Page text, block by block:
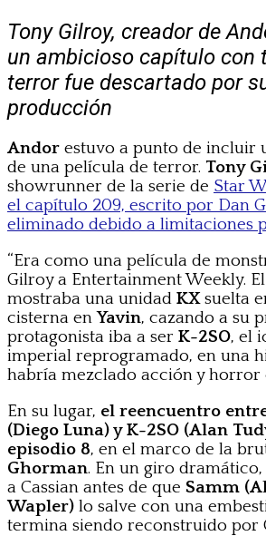
Tony Gilroy, creador de
un ambicioso capítulo con
terror fue descartado por
producción
Andor estuvo a punto de incluir
de una película de terror. Tony
showrunner de la serie de Star
el capítulo 209, escrito por Dan
eliminado debido a limitaciones
“Era como una película de
Gilroy a Entertainment Weekly.
mostraba una unidad KXsuelta
cisterna enYavin, cazando a su
protagonista iba a ser K-2SO, el
imperial reprogramado, en una
habría mezclado acción y horror
En su lugar, el reencuentro
(Diego Luna) y K-2SO (Alan
episodio 8, en el marco de la
Ghorman. En un giro
a Cassian antes de que Samm
Wapler) lo salve con una
termina siendo reconstruido por